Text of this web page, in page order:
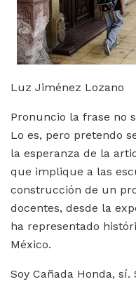
Luz Jiménez Lozano
Pronuncio la frase no
Lo es, pero pretendo
la esperanza de la
que implique a las
construcción de un
docentes, desde la
ha representado
México.
Soy Cañada Honda,